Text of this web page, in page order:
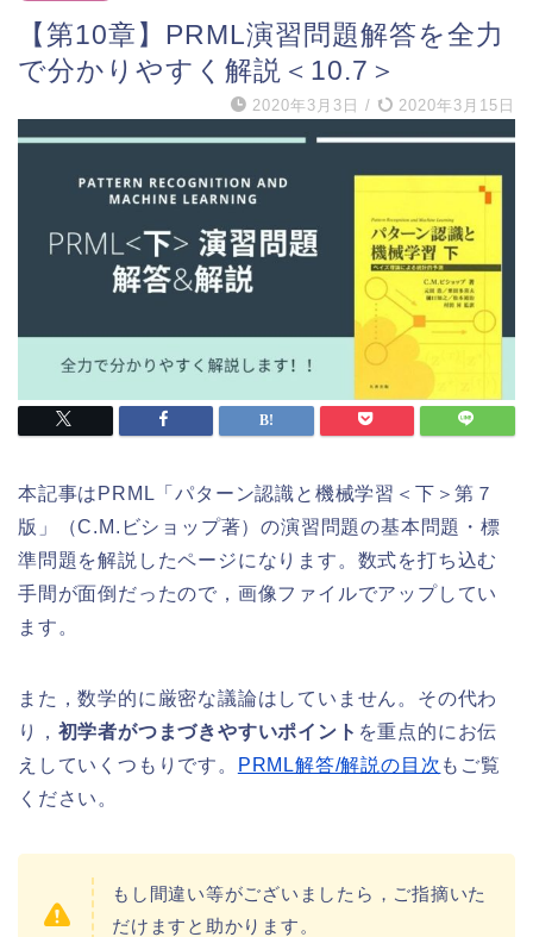
【第10章】PRML演習問題解答を全力
で分かりやすく解説＜10.7＞
2020年3月3日 / 2020年3月15日
本記事はPRML「パターン認識と機械学習＜下＞第７
版」（C.M.ビショップ著）の演習問題の基本問題・標
準問題を解説したページになります。数式を打ち込む
手間が面倒だったので，画像ファイルでアップしてい
ます。
また，数学的に厳密な議論はしていません。その代わ
り， 初学者がつまづきやすいポイント を重点的にお伝
えしていくつもりです。
PRML解答/解説の目次 もご覧
ください。
もし間違い等がございましたら，ご指摘いた
だけますと助かります。